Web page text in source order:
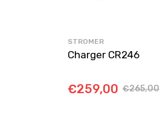
STROMER
Charger CR246
€259,00 €265,00